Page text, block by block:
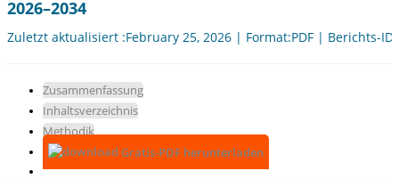
2026–2034
Zuletzt aktualisiert :February 25, 2026 | Format:PDF | Berichts-ID:
Zusammenfassung
Inhaltsverzeichnis
Methodik
Gratis-PDF herunterladen